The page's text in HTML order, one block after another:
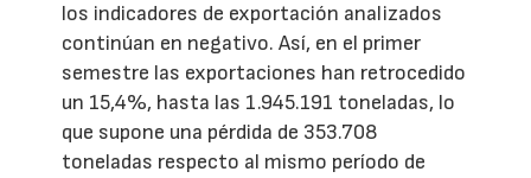
los indicadores de exportación analizados
continúan en negativo. Así, en el primer
semestre las exportaciones han retrocedido
un 15,4%, hasta las 1.945.191 toneladas, lo
que supone una pérdida de 353.708
toneladas respecto al mismo período de